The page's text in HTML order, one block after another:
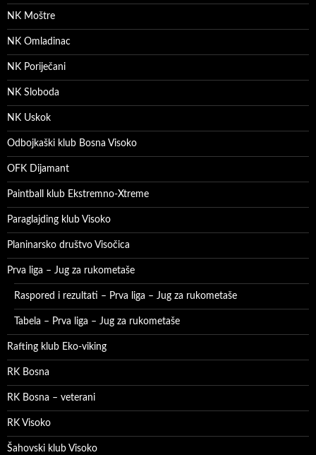
NK Moštre
NK Omladinac
NK Poriječani
NK Sloboda
NK Uskok
Odbojkaški klub Bosna Visoko
OFK Dijamant
Paintball klub Ekstremno-Xtreme
Paraglajding klub Visoko
Planinarsko društvo Visočica
Prva liga – Jug za rukometaše
Raspored i rezultati – Prva liga – Jug za rukometaše
Tabela – Prva liga – Jug za rukometaše
Rafting klub Eko-viking
RK Bosna
RK Bosna – veterani
RK Visoko
Šahovski klub Visoko